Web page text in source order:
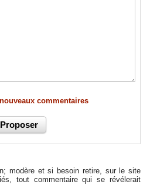
commentaires
modère et si besoin retire, sur le site
tout commentaire qui se révélerait